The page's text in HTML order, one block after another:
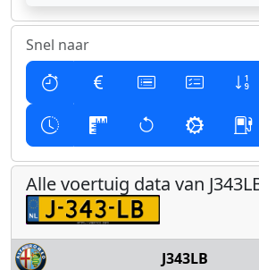
Snel naar
Alle voertuig data van
J343LB